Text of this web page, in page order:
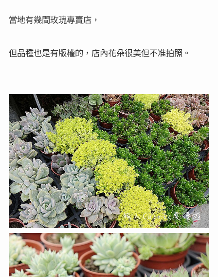
當地有幾間玫瑰專賣店，
但品種也是有版權的，店內花朵很美但不准拍照。